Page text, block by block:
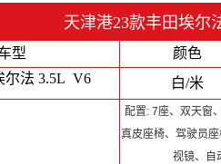
天津港23款丰田埃尔
型 颜色
尔法 3.5L V6
白/米
配置: 7座、双天窗
真皮座椅、驾驶员
视镜、自